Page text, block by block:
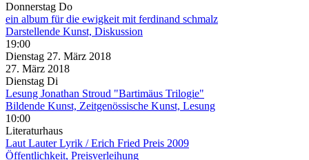
Donnerstag Do
ein album für die ewigkeit mit ferdinand schmalz
Darstellende Kunst, Diskussion
19:00
Dienstag 27. März 2018
27. März 2018
Dienstag Di
Lesung Jonathan Stroud "Bartimäus Trilogie"
Bildende Kunst, Zeitgenössische Kunst, Lesung
10:00
Literaturhaus
Laut Lauter Lyrik / Erich Fried Preis 2009
Öffentlichkeit, Preisverleihung